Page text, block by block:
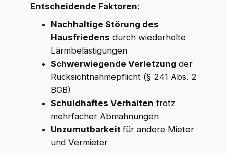
Entscheidende Faktoren:
Nachhaltige Störung des
Hausfriedens durch wiederholte
Lärmbelästigungen
Schwerwiegende Verletzung der
Rücksichtnahmepflicht (§ 241 Abs. 2
BGB)
Schuldhaftes Verhalten trotz
mehrfacher Abmahnungen
Unzumutbarkeitfür andere Mieter
und Vermieter